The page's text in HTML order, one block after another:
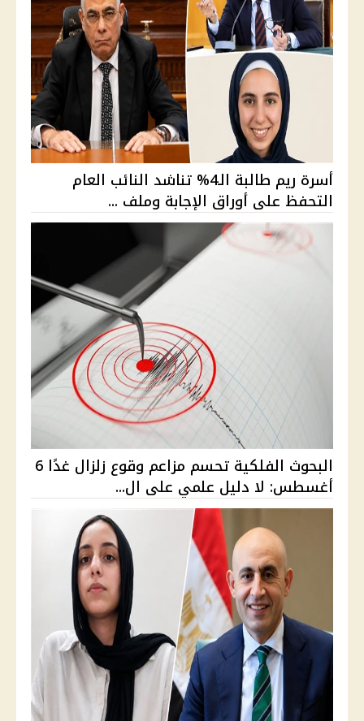
أسرة ريم طالبة الـ4% تناشد النائب العام
التحفظ على أوراق الإجابة وملف ...
البحوث الفلكية تحسم مزاعم وقوع زلزال غدًا 6
أغسطس: لا دليل علمي على ال...